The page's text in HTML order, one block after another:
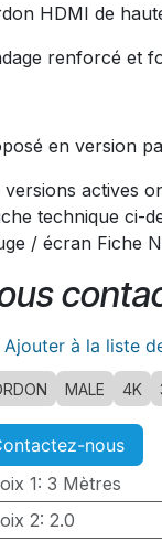
HDMI de
renforcé et
en version
versions actives
technique ci-
/ écran Fiche
Ajouter à la liste
MALE 4K
nous
1: 3 Mètres
2: 2.0